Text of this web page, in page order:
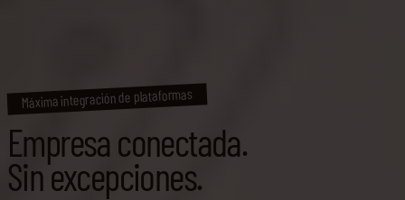
Máxima integración de plataformas
Empresa conectada.
Sin excepciones.